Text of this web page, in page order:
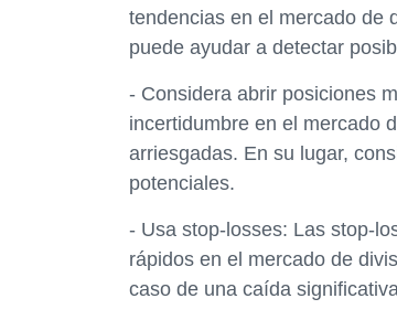
tendencias en el mercado de
puede ayudar a detectar
- Considera abrir posiciones
incertidumbre en el mercado
arriesgadas. En su lugar,
potenciales.
- Usa stop-losses: Las stop-
rápidos en el mercado de
caso de una caída